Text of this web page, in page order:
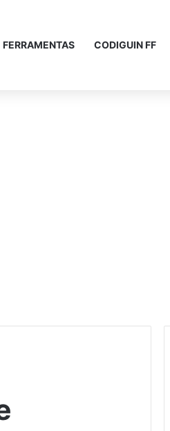
FERRAMENTAS CODIGUIN FF